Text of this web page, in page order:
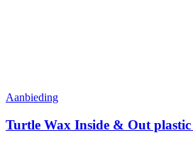
Aanbieding
Turtle Wax Inside & Out plastic